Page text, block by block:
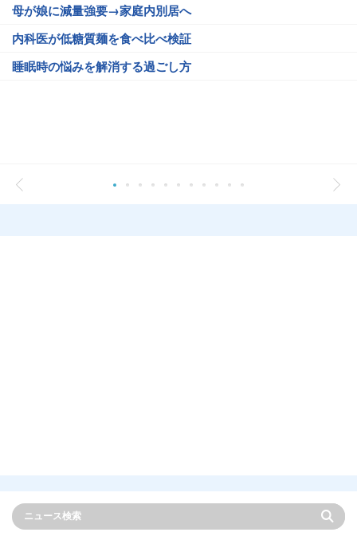
母が娘に減量強要→家庭内別居へ
内科医が低糖質麺を食べ比べ検証
睡眠時の悩みを解消する過ごし方